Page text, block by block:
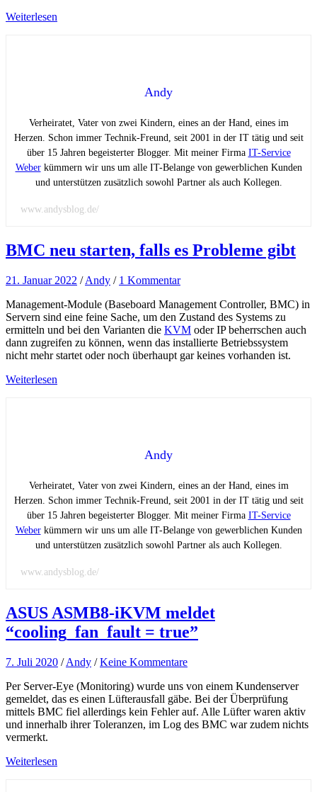
Weiterlesen
Andy
Verheiratet, Vater von zwei Kindern, eines an der Hand, eines im
Herzen. Schon immer Technik-Freund, seit 2001 in der IT tätig und seit
über 15 Jahren begeisterter Blogger. Mit meiner Firma IT-Service
Weberkümmern wir uns um alle IT-Belange von gewerblichen Kunden
und unterstützen zusätzlich sowohl Partner als auch Kollegen.
www.andysblog.de/
BMC neu starten, falls es Probleme gibt
21. Januar 2022 /Andy / 1 Kommentar
Management-Module (Baseboard Management Controller, BMC) in
Servern sind eine feine Sache, um den Zustand des Systems zu
ermitteln und bei den Varianten die KVM oder IP beherrschen auch
dann zugreifen zu können, wenn das installierte Betriebssystem
nicht mehr startet oder noch überhaupt gar keines vorhanden ist.
Weiterlesen
Andy
Verheiratet, Vater von zwei Kindern, eines an der Hand, eines im
Herzen. Schon immer Technik-Freund, seit 2001 in der IT tätig und seit
über 15 Jahren begeisterter Blogger. Mit meiner Firma IT-Service
Weberkümmern wir uns um alle IT-Belange von gewerblichen Kunden
und unterstützen zusätzlich sowohl Partner als auch Kollegen.
www.andysblog.de/
ASUS ASMB8-iKVM meldet
“cooling_fan_fault = true”
7. Juli 2020 /Andy /Keine Kommentare
Per Server-Eye (Monitoring) wurde uns von einem Kundenserver
gemeldet, das es einen Lüfterausfall gäbe. Bei der Überprüfung
mittels BMC fiel allerdings kein Fehler auf. Alle Lüfter waren aktiv
und innerhalb ihrer Toleranzen, im Log des BMC war zudem nichts
vermerkt.
Weiterlesen